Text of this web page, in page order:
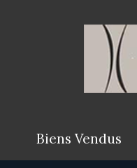
Biens Vendus